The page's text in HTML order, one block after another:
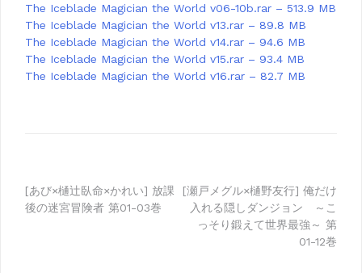
The Iceblade Magician the World v06-10b.rar – 513.9 MB
The Iceblade Magician the World v13.rar – 89.8 MB
The Iceblade Magician the World v14.rar – 94.6 MB
The Iceblade Magician the World v15.rar – 93.4 MB
The Iceblade Magician the World v16.rar – 82.7 MB
Post
[あび×樋辻臥命×かれい] 放課
後の迷宮冒険者 第01-03巻
[瀬戸メグル×樋野友行] 俺だけ
入れる隠しダンジョン ～こ
っそり鍛えて世界最強～ 第
01-12巻